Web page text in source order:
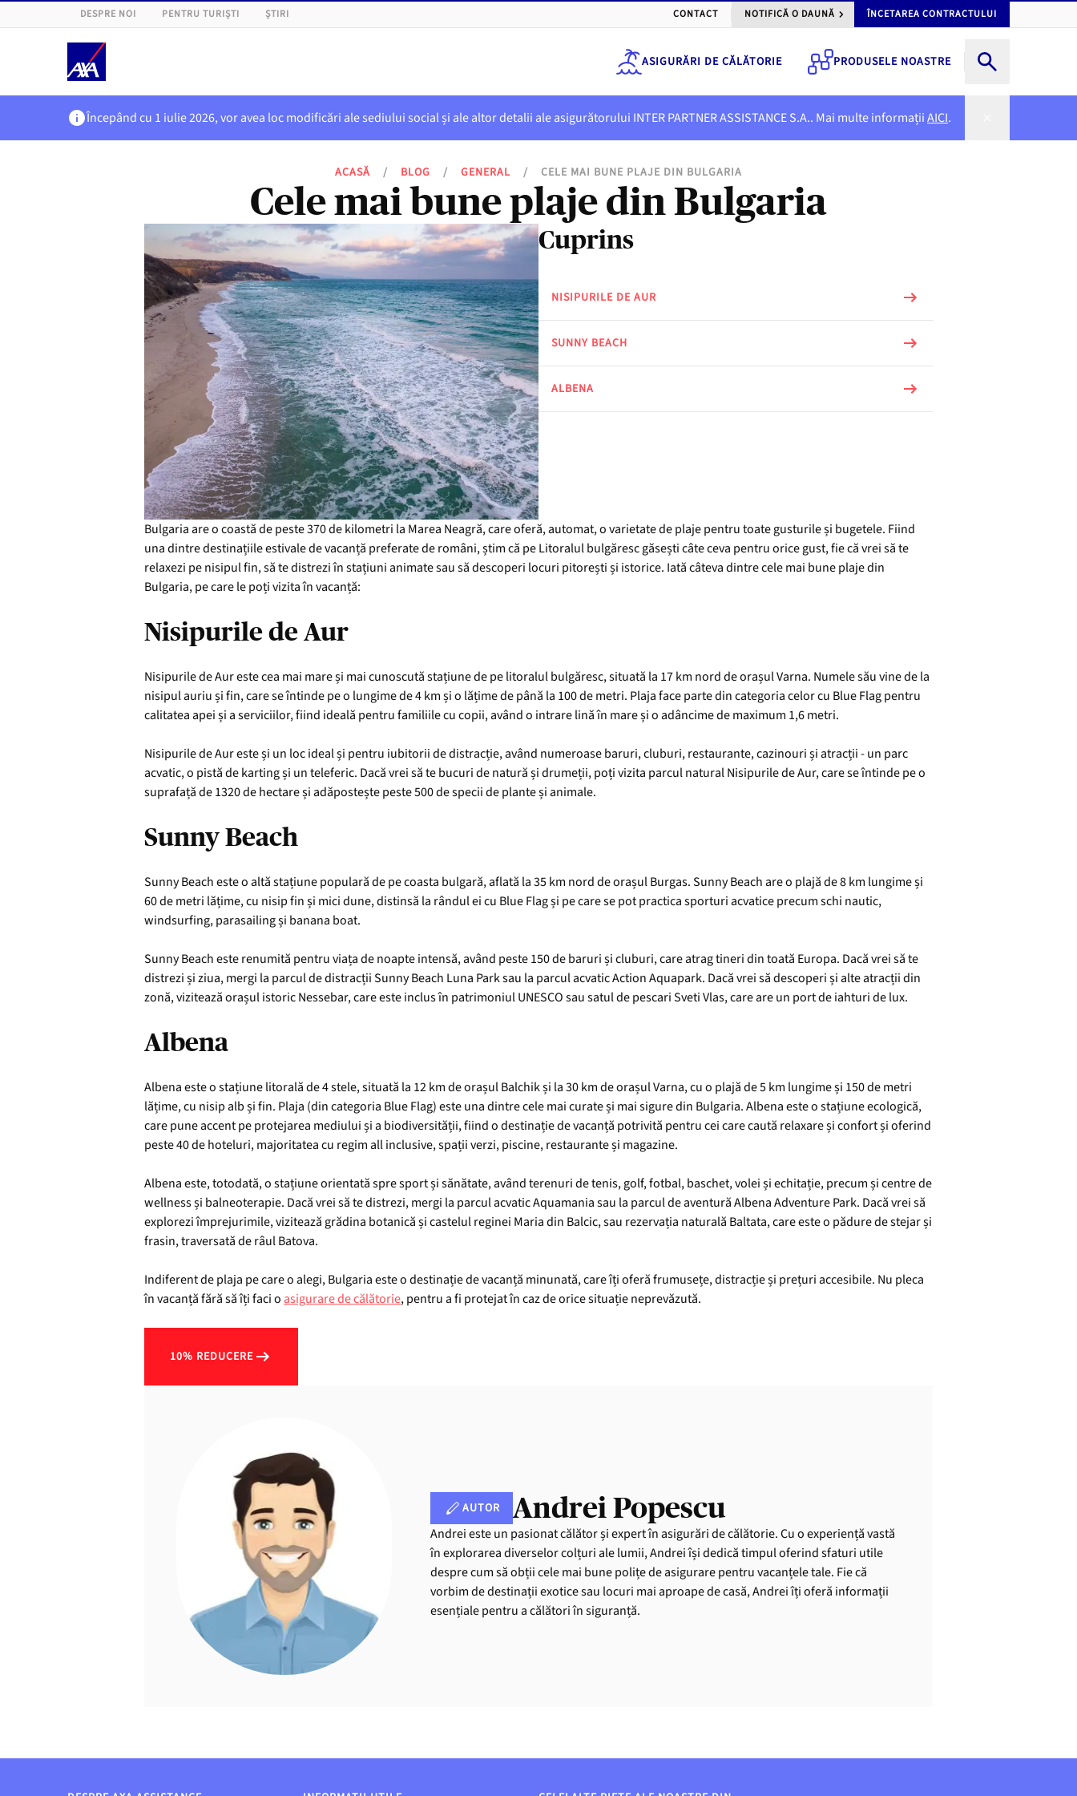
DESPRE NOI PENTRU TURIȘTI ȘTIRI CONTACT NOTIFICĂ O DAUNĂ ÎNCETAREA CONTRACTULUI
ASIGURĂRI DE CĂLĂTORIE PRODUSELE NOASTRE
Începând cu 1 iulie 2026, vor avea loc modificări ale sediului social și ale altor detalii ale asigurătorului INTER PARTNER ASSISTANCE S.A.. Mai multe informațiiAICI.
ACASĂ / BLOG / GENERAL / CELE MAI BUNE PLAJE DIN BULGARIA
Cele mai bune plaje din Bulgaria
Cuprins
NISIPURILE DE AUR
SUNNY BEACH
ALBENA
Bulgaria are o coastă de peste 370 de kilometri la Marea Neagră, care oferă, automat, o varietate de plaje pentru toate gusturile și bugetele. Fiind
una dintre destinațiile estivale de vacanță preferate de români, știm că pe Litoralul bulgăresc găsești câte ceva pentru orice gust, fie că vrei să te
relaxezi pe nisipul fin, să te distrezi în stațiuni animate sau să descoperi locuri pitorești și istorice. Iată câteva dintre cele mai bune plaje din
Bulgaria, pe care le poți vizita în vacanță:
Nisipurile de Aur
Nisipurile de Aur este cea mai mare și mai cunoscută stațiune de pe litoralul bulgăresc, situată la 17 km nord de orașul Varna. Numele său vine de la
nisipul auriu și fin, care se întinde pe o lungime de 4 km și o lățime de până la 100 de metri. Plaja face parte din categoria celor cu Blue Flag pentru
calitatea apei și a serviciilor, fiind ideală pentru familiile cu copii, având o intrare lină în mare și o adâncime de maximum 1,6 metri.
Nisipurile de Aur este și un loc ideal și pentru iubitorii de distracție, având numeroase baruri, cluburi, restaurante, cazinouri și atracții - un parc
acvatic, o pistă de karting și un teleferic. Dacă vrei să te bucuri de natură și drumeții, poți vizita parcul natural Nisipurile de Aur, care se întinde pe o
suprafață de 1320 de hectare și adăpostește peste 500 de specii de plante și animale.
Sunny Beach
Sunny Beach este o altă stațiune populară de pe coasta bulgară, aflată la 35 km nord de orașul Burgas. Sunny Beach are o plajă de 8 km lungime și
60 de metri lățime, cu nisip fin și mici dune, distinsă la rândul ei cu Blue Flag și pe care se pot practica sporturi acvatice precum schi nautic,
windsurfing, parasailing și banana boat.
Sunny Beach este renumită pentru viața de noapte intensă, având peste 150 de baruri și cluburi, care atrag tineri din toată Europa. Dacă vrei să te
distrezi și ziua, mergi la parcul de distracții Sunny Beach Luna Park sau la parcul acvatic Action Aquapark. Dacă vrei să descoperi și alte atracții din
zonă, vizitează orașul istoric Nessebar, care este inclus în patrimoniul UNESCO sau satul de pescari Sveti Vlas, care are un port de iahturi de lux.
Albena
Albena este o stațiune litorală de 4 stele, situată la 12 km de orașul Balchik și la 30 km de orașul Varna, cu o plajă de 5 km lungime și 150 de metri
lățime, cu nisip alb și fin. Plaja (din categoria Blue Flag) este una dintre cele mai curate și mai sigure din Bulgaria. Albena este o stațiune ecologică,
care pune accent pe protejarea mediului și a biodiversității, fiind o destinație de vacanță potrivită pentru cei care caută relaxare și confort și oferind
peste 40 de hoteluri, majoritatea cu regim all inclusive, spații verzi, piscine, restaurante și magazine.
Albena este, totodată, o stațiune orientată spre sport și sănătate, având terenuri de tenis, golf, fotbal, baschet, volei și echitație, precum și centre de
wellness și balneoterapie. Dacă vrei să te distrezi, mergi la parcul acvatic Aquamania sau la parcul de aventură Albena Adventure Park. Dacă vrei să
explorezi împrejurimile, vizitează grădina botanică și castelul reginei Maria din Balcic, sau rezervația naturală Baltata, care este o pădure de stejar și
frasin, traversată de râul Batova.
Indiferent de plaja pe care o alegi, Bulgaria este o destinație de vacanță minunată, care îți oferă frumusețe, distracție și prețuri accesibile. Nu pleca
în vacanță fără să îți faci o asigurare de călătorie, pentru a fi protejat în caz de orice situație neprevăzută.
10% REDUCERE
AUTOR Andrei Popescu
Andrei este un pasionat călător și expert în asigurări de călătorie. Cu o experiență vastă
în explorarea diverselor colțuri ale lumii, Andrei își dedică timpul oferind sfaturi utile
despre cum să obții cele mai bune polițe de asigurare pentru vacanțele tale. Fie că
vorbim de destinații exotice sau locuri mai aproape de casă, Andrei îți oferă informații
esențiale pentru a călători în siguranță.